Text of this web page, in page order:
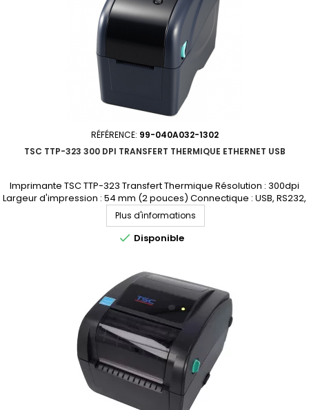
RÉFÉRENCE: 99-040A032-1302
TSC TTP-323 300 DPI TRANSFERT THERMIQUE ETHERNET USB
Imprimante TSC TTP-323 Transfert Thermique Résolution : 300dpi
Largeur d'impression : 54 mm (2 pouces) Connectique : USB, RS232,
Ethernet Demandez votre devis personnalisé
Plus d'informations
 Disponible